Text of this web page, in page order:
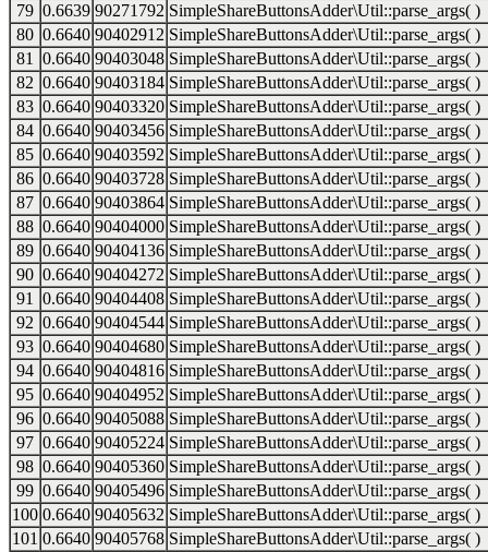
79 0.6639 90271792 SimpleShareButtonsAdder\Util::parse_args( )
80 0.6640 90402912 SimpleShareButtonsAdder\Util::parse_args( )
81
0.6640 90403048 SimpleShareButtonsAdder\Util::parse_args( )
82 0.6640 90403184 SimpleShareButtonsAdder\Util::parse_args( )
83 0.6640 90403320 SimpleShareButtonsAdder\Util::parse_args( )
84 0.6640 90403456 SimpleShareButtonsAdder\Util::parse_args( )
85 0.6640 90403592 SimpleShareButtonsAdder\Util::parse_args( )
86 0.6640 90403728 SimpleShareButtonsAdder\Util::parse_args( )
87 0.6640 90403864 SimpleShareButtonsAdder\Util::parse_args( )
88 0.6640 90404000 SimpleShareButtonsAdder\Util::parse_args( )
89 0.6640 90404136 SimpleShareButtonsAdder\Util::parse_args( )
90 0.6640 90404272 SimpleShareButtonsAdder\Util::parse_args( )
91
0.6640 90404408 SimpleShareButtonsAdder\Util::parse_args( )
92 0.6640 90404544 SimpleShareButtonsAdder\Util::parse_args( )
93 0.6640 90404680 SimpleShareButtonsAdder\Util::parse_args( )
94 0.6640 90404816 SimpleShareButtonsAdder\Util::parse_args( )
95 0.6640 90404952 SimpleShareButtonsAdder\Util::parse_args( )
96 0.6640 90405088 SimpleShareButtonsAdder\Util::parse_args( )
97 0.6640 90405224 SimpleShareButtonsAdder\Util::parse_args( )
98 0.6640 90405360 SimpleShareButtonsAdder\Util::parse_args( )
99 0.6640 90405496 SimpleShareButtonsAdder\Util::parse_args( )
100 0.6640 90405632 SimpleShareButtonsAdder\Util::parse_args( )
101 0.6640 90405768 SimpleShareButtonsAdder\Util::parse_args( )